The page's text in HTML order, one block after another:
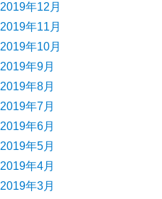
2019年12月
2019年11月
2019年10月
2019年9月
2019年8月
2019年7月
2019年6月
2019年5月
2019年4月
2019年3月